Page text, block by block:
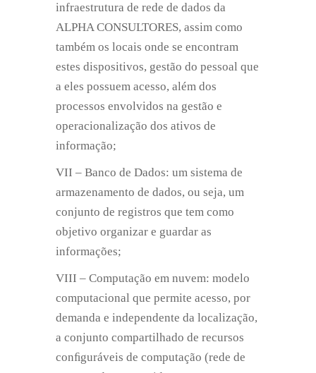
infraestrutura de rede de dados da
ALPHA CONSULTORES, assim como
também os locais onde se encontram
estes dispositivos, gestão do pessoal que
a eles possuem acesso, além dos
processos envolvidos na gestão e
operacionalização dos ativos de
informação;
VII – Banco de Dados: um sistema de
armazenamento de dados, ou seja, um
conjunto de registros que tem como
objetivo organizar e guardar as
informações;
VIII – Computação em nuvem: modelo
computacional que permite acesso, por
demanda e independente da localização,
a conjunto compartilhado de recursos
conﬁguráveis de computação (rede de